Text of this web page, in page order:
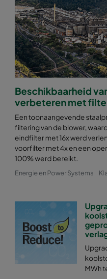
Beschikbaarheid
verbeteren met
Een toonaangevende
filtering van de blower,
eindfilter met 16x werd
voorfilter met 4x en een
100% werd bereikt.
Energie en Power Systems
MWh